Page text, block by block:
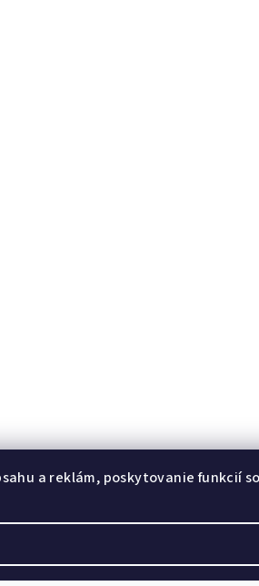
a reklám, poskytovanie funkcií